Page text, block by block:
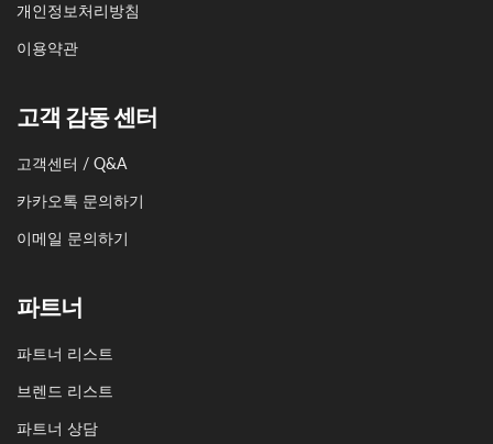
개인정보처리방침
이용약관
고객 감동 센터
고객센터 / Q&A
카카오톡 문의하기
이메일 문의하기
파트너
파트너 리스트
브렌드 리스트
파트너 상담